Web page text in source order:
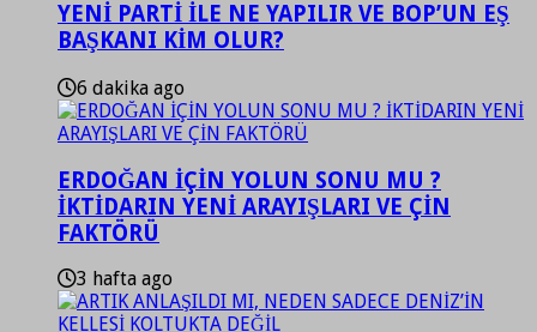
YENİ PARTİ İLE NE YAPILIR VE BOP’UN EŞ
BAŞKANI KİM OLUR?
6 dakika ago
ERDOĞAN İÇİN YOLUN SONU MU ?
İKTİDARIN YENİ ARAYIŞLARI VE ÇİN
FAKTÖRÜ
3 hafta ago